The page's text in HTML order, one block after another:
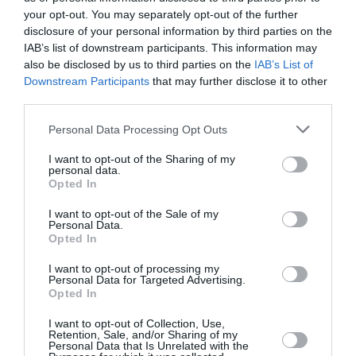
your opt-out. You may separately opt-out of the further
disclosure of your personal information by third parties on the
IAB’s list of downstream participants. This information may
also be disclosed by us to third parties on the IAB’s List of
Downstream Participants that may further disclose it to other
Personal Data Processing Opt Outs
I want to opt-out of the Sharing of my
personal data.
Opted In
I want to opt-out of the Sale of my
Personal Data.
Opted In
I want to opt-out of processing my
Personal Data for Targeted Advertising.
Opted In
I want to opt-out of Collection, Use,
Retention, Sale, and/or Sharing of my
Personal Data that Is Unrelated with the
Badissi novembri
a commenté l'article :
Nice–Corse : ces vols électriques qui se profilent à
l’horizon 2030
LE 7 AOÛT 1909 DANS LE
CIEL : ROGER SOMMER
L’ACTUALITÉ